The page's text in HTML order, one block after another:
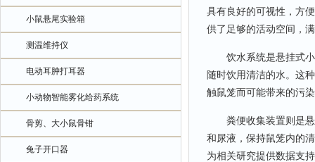
小鼠悬尾实验箱
测温维持仪
电动耳肿打耳器
小动物智能雾化给药系统
骨剪、大小鼠骨钳
兔子开口器
具有良好的可视性，方
供了足够的活动空间，
饮水系统是悬挂式小
随时饮用清洁的水。这
触鼠笼而可能带来的污
粪便收集装置则是悬
和尿液，保持鼠笼内的
为相关研究提供数据支